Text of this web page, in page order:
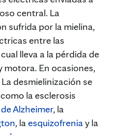
central. La
sufrida por la mielina,
entre las
lleva a la pérdida de
motora. En ocasiones,
desmielinización se
la esclerosis
Alzheimer, la
, laesquizofreniay la